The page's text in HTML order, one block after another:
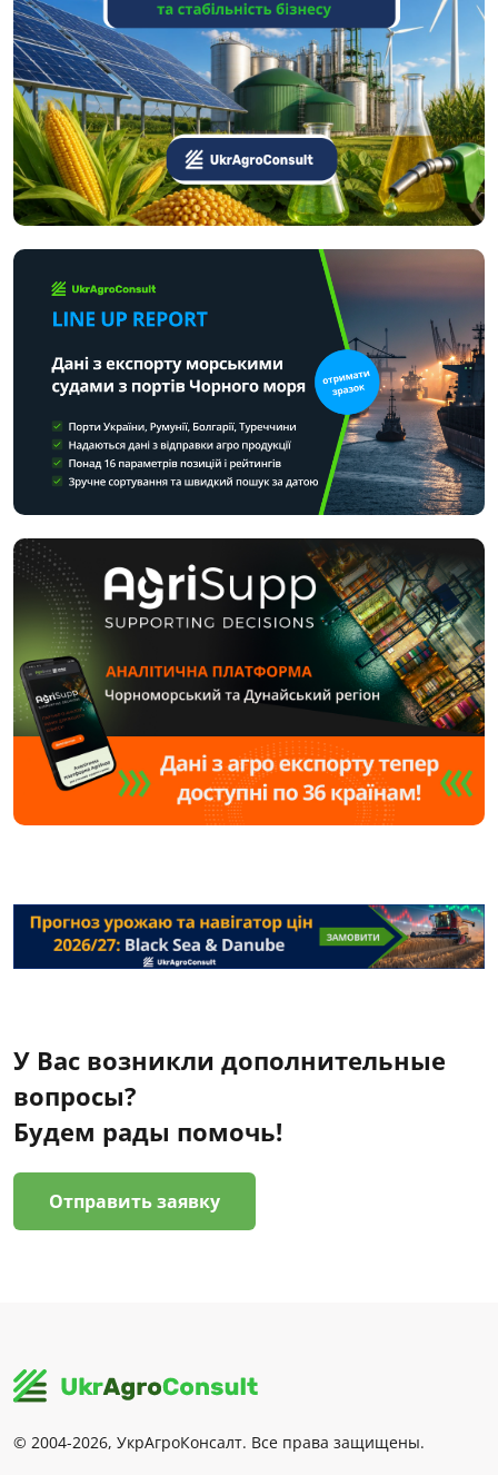
У Вас возникли дополнительные
вопросы?
Будем рады помочь!
Отправить заявку
© 2004-2026, УкрАгроКонсалт. Все права защищены.